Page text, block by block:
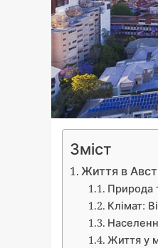
Зміст
Життя в
Природа
Клімат:
Життя у